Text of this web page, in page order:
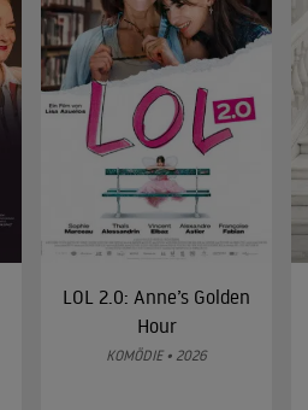
LOL 2.0: Anne’s Golden
Hour
KOMÖDIE • 2026